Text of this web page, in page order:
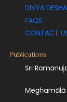
DIVYA
FAQS
CONTACT
Publications
Sri